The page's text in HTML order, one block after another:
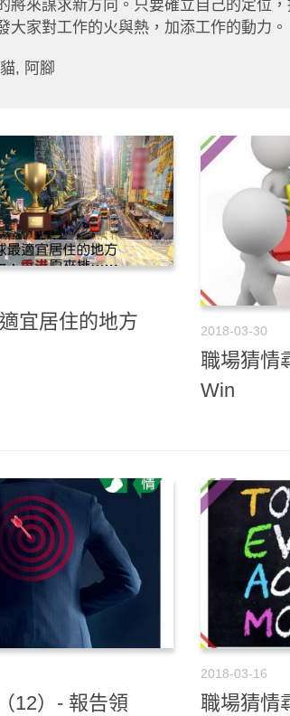
將來謀求新方向。只要確立自己的定位，
大家對工作的火與熱，加添工作的動力。
, 阿腳
宜居住的地方 2018-03-30
職場猜情
Win
12）- 報告領
2018-03-16
職場猜情